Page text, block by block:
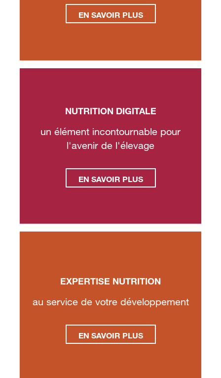
EN SAVOIR PLUS
NUTRITION DIGITALE
un élément incontournable pour
l'avenir de l'élevage
EN SAVOIR PLUS
EXPERTISE NUTRITION
au service de votre développement
EN SAVOIR PLUS